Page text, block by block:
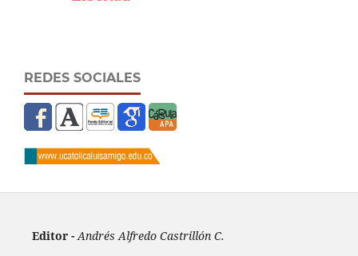
REDES SOCIALES
Editor - Andrés Alfredo Castrillón C.